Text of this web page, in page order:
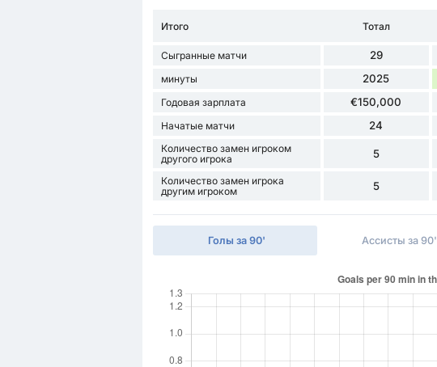
Итого Тотал
Сыгранные матчи 29
минуты 2025
Годовая зарплата €150,000
Начатые матчи 24
Количество замен игроком
другого игрока
5
Количество замен игрока
другим игроком
5
Голы за 90' Ассисты за 90'